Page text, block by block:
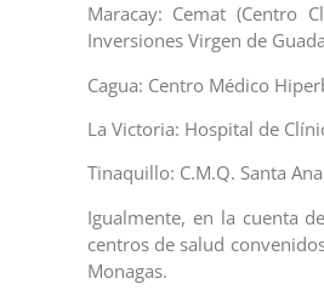
Maracay: Cemat (Centro
Inversiones Virgen de
Cagua: Centro Médico
La Victoria: Hospital de
Tinaquillo: C.M.Q. Santa
Igualmente, en la cuenta
centros de salud
Monagas.